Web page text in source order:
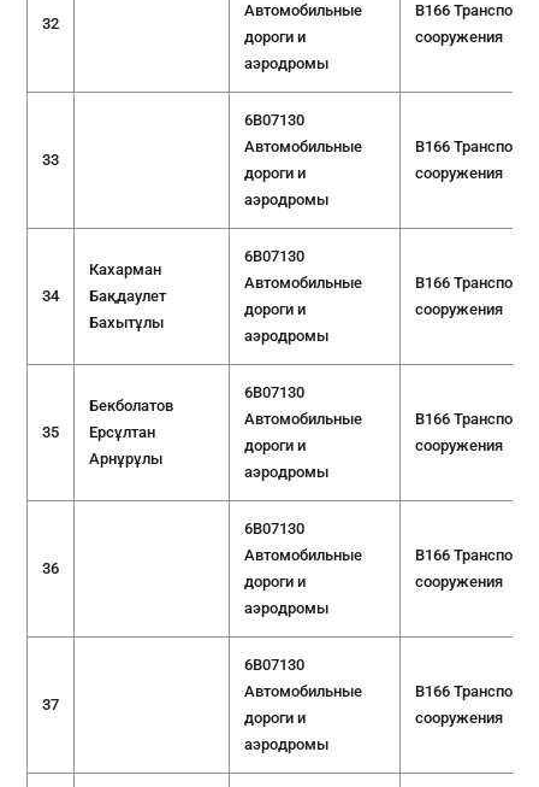
32
Автомобильные
дороги и
аэродромы
B166
сооружения
33
6B07130
Автомобильные
дороги и
аэродромы
B166
сооружения
34
Кахарман
Бақдаулет
Бахытұлы
6B07130
Автомобильные
дороги и
аэродромы
B166
сооружения
35
Бекболатов
Ерсұлтан
Арнұрұлы
6B07130
Автомобильные
дороги и
аэродромы
B166
сооружения
36
6B07130
Автомобильные
дороги и
аэродромы
B166
сооружения
37
6B07130
Автомобильные
дороги и
аэродромы
B166
сооружения